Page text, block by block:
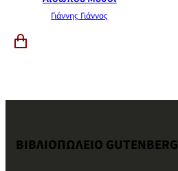
Γιάννης Γιάννος
ΒΙΒΛΙΟΠΩΛΕΙΟ GUTENBERG